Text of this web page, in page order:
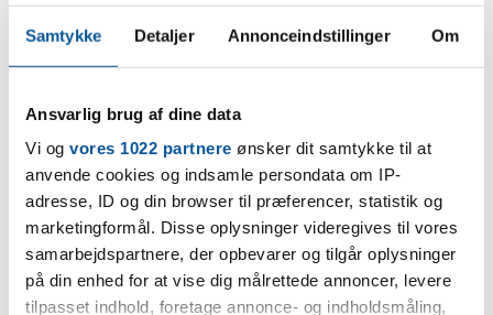
Samtykke Detaljer Annonceindstillinger Om
Ansvarlig brug af dine data
Vi og vores 1022 partnere ønsker dit samtykke til at
anvende cookies og indsamle persondata om IP-
adresse, ID og din browser til præferencer, statistik og
marketingformål. Disse oplysninger videregives til vores
samarbejdspartnere, der opbevarer og tilgår oplysninger
på din enhed for at vise dig målrettede annoncer, levere
tilpasset indhold, foretage annonce- og indholdsmåling,
Håndvaske: Udskiftning af håndvaske og tilhørende
armaturer for at forbedre æstetik og funktionalitet.
Køkkeninstallation
Vi kan installere og tilslutte vand- og gasinstallationer i
køkkener:
Opvaskemaskiner: Tilslutning af opvaskemaskiner for at
gøre opvasken nem og bekvem.
Vaskemaskiner: Installation af vaskemaskiner og
tilslutning til vand- og afløbssystemer.